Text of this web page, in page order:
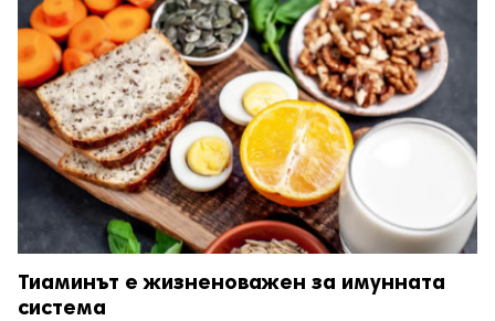
Тиаминът е жизненоважен за имунната
система